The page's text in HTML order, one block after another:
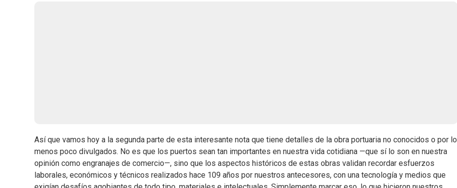
Así que vamos hoy a la segunda parte de esta interesante nota que tiene detalles de la obra portuaria no conocidos o por lo
menos poco divulgados. No es que los puertos sean tan importantes en nuestra vida cotidiana —que sí lo son en nuestra
opinión como engranajes de comercio—, sino que los aspectos históricos de estas obras validan recordar esfuerzos
laborales, económicos y técnicos realizados hace 109 años por nuestros antecesores, con una tecnología y medios que